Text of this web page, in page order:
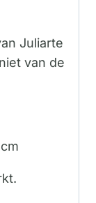
Juliarte
van de